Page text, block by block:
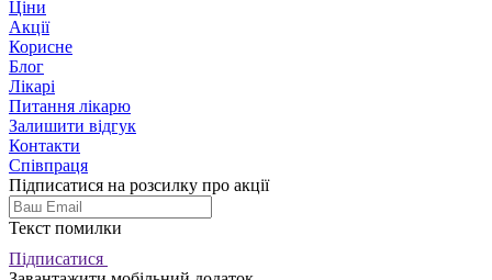
Ціни
Акції
Корисне
Блог
Лікарі
Питання лікарю
Залишити відгук
Контакти
Співпраця
Підписатися на розсилку про акції
Текст помилки
Підписатися